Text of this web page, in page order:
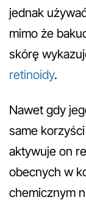
jednak
mimo że
skórę
retinoidy.
Nawet gdy
same
aktywuje on
obecnych w
chemicznym